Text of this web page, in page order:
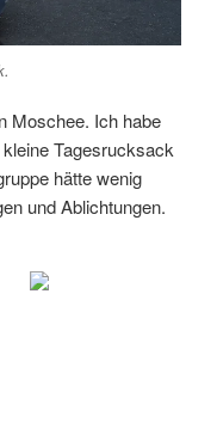
Moschee. Ich habe
Tagesrucksack
hätte wenig
und Ablichtungen.